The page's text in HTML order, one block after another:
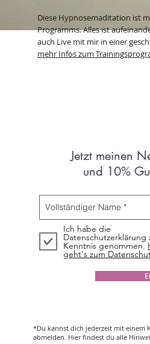
Diese Hypnosemaditation ist
Programms. Alles ist
auch Live mit mir in einer
mehr Infos zum
Jetzt meinen
und 10%
Ich habe die
Datenschutzerklärung
Kenntnis genommen.
geht's zum
*Du kannst dich jederzeit mit einem
abmelden. Hier findest du alle